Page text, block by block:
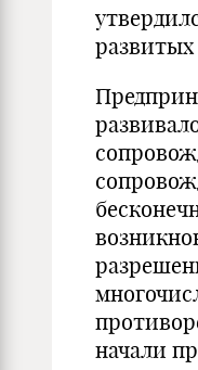
развитых
начали